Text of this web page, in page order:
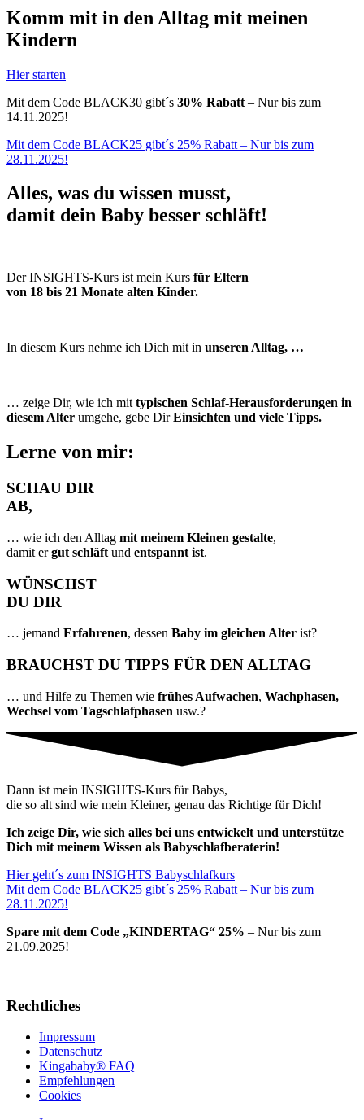
Komm mit in den Alltag mit meinen
Kindern
Hier starten
Mit dem Code BLACK30 gibt´s 30% Rabatt – Nur bis zum
14.11.2025!
Mit dem Code BLACK25 gibt´s 25% Rabatt – Nur bis zum
28.11.2025!
Alles, was du wissen musst,
damit dein Baby besser schläft!
Der INSIGHTS-Kurs ist mein Kurs für Eltern
von 18 bis 21 Monate alten Kinder.
In diesem Kurs nehme ich Dich mit in unseren Alltag, …
… zeige Dir, wie ich mit typischen Schlaf-Herausforderungen in
diesem Alter umgehe, gebe DirEinsichten und viele Tipps.
Lerne von mir:
SCHAU DIR
AB,
… wie ich den Alltag mit meinem Kleinen gestalte,
damit ergut schläft und entspannt ist.
WÜNSCHST
DU DIR
… jemand Erfahrenen, dessen Baby im gleichen Alter ist?
BRAUCHST DU TIPPS FÜR DEN ALLTAG
… und Hilfe zu Themen wie frühes Aufwachen, Wachphasen,
Wechsel vom Tagschlafphasen usw.?
Dann ist mein INSIGHTS-Kurs für Babys,
die so alt sind wie mein Kleiner, genau das Richtige für Dich!
Ich zeige Dir, wie sich alles bei uns entwickelt und unterstütze
Dich mit meinem Wissen als Babyschlafberaterin!
Hier geht´s zum INSIGHTS Babyschlafkurs
Mit dem Code BLACK25 gibt´s 25% Rabatt – Nur bis zum
28.11.2025!
Spare mit dem Code „KINDERTAG“ 25% – Nur bis zum
21.09.2025!
Rechtliches
Impressum
Datenschutz
Kingababy® FAQ
Empfehlungen
Cookies